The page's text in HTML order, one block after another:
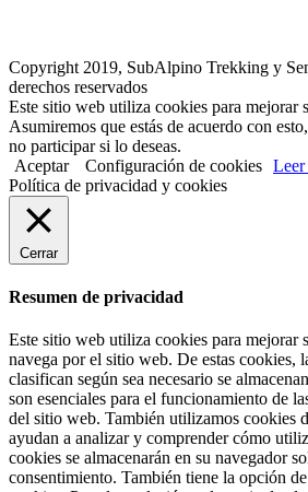
Copyright 2019, SubAlpino Trekking y
derechos reservados
Este sitio web utiliza cookies para mejorar
Asumiremos que estás de acuerdo con
no participar si lo deseas.
Aceptar
Configuración de cookies Leer
Política de privacidad y cookies
Cerrar
Resumen de privacidad
Este sitio web utiliza cookies para mejorar
navega por el sitio web. De estas cookies,
clasifican según sea necesario se
son esenciales para el funcionamiento de
del sitio web. También utilizamos cookies
ayudan a analizar y comprender cómo
cookies se almacenarán en su navegador
consentimiento. También tiene la opción de